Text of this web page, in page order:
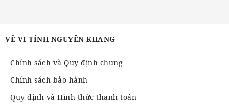
VỀ VI TÍNH NGUYÊN KHANG
Chính sách và Quy định chung
Chính sách bảo hành
Quy định và Hình thức thanh toán